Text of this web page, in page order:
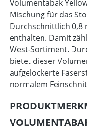
Volumentabak
Mischung für das
Durchschnittlich 0,8
enthalten. Damit
West-Sortiment.
bietet dieser
aufgelockerte
normalem